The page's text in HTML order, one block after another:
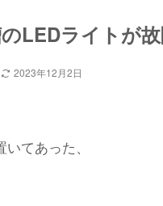
LEDライトが
2023年12月2日
てあった、